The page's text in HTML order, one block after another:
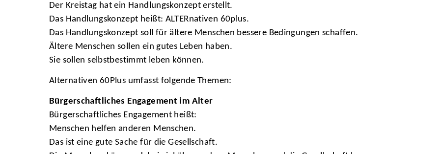
Der Kreistag hat ein Handlungskonzept erstellt.
Das Handlungskonzept heißt: ALTERnativen 60plus.
Das Handlungskonzept soll für ältere Menschen bessere Bedingungen schaffen.
Ältere Menschen sollen ein gutes Leben haben.
Sie sollen selbstbestimmt leben können.
Alternativen 60Plus umfasst folgende Themen:
Bürgerschaftliches Engagement im Alter
Bürgerschaftliches Engagement heißt:
Menschen helfen anderen Menschen.
Das ist eine gute Sache für die Gesellschaft.